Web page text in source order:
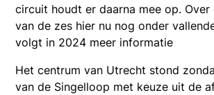
circuit houdt er daarna mee op.
van de zes hier nu nog onder
volgt in 2024 meer informatie
Het centrum van Utrecht stond
van de Singelloop met keuze uit de